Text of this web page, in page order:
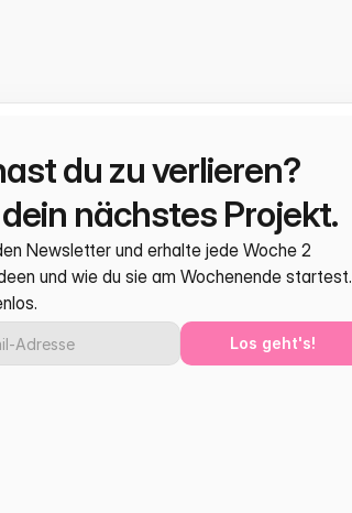
du zu verlieren?
nächstes Projekt.
Newsletter und erhalte jede Woche 2
und wie du sie am Wochenende startest.
Los geht's!